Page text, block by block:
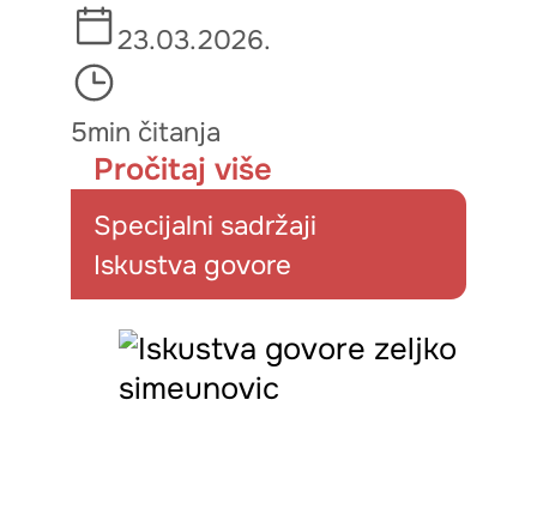
23.03.2026.
5min čitanja
Pročitaj više
Specijalni sadržaji
Iskustva govore